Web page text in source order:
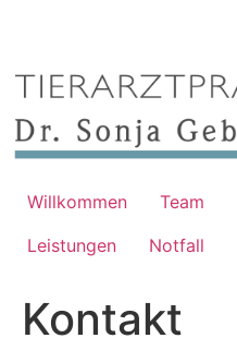
Willkommen Team
Leistungen
Notfall
Kontakt